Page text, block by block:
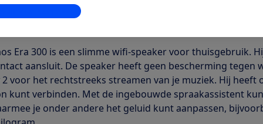
aanpassen
dit product
door de Consumentenbond
Era 300 is een slimme wifi-speaker voor thuisgebruik.
aansluit. De speaker heeft geen bescherming tegen
2 voor het rechtstreeks streamen van je muziek. Hij
kunt verbinden. Met de ingebouwde spraakassistent
je onder andere het geluid kunt aanpassen,